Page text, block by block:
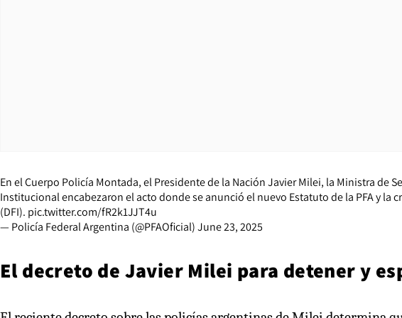
En el Cuerpo Policía Montada, el Presidente de la Nación Javier Milei, la Ministra de
Institucional encabezaron el acto donde se anunció el nuevo Estatuto de la PFA y la
(DFI). pic.twitter.com/fR2k1JJT4u
— Policía Federal Argentina (@PFAOficial)June 23, 2025
El decreto de Javier Milei para detener y